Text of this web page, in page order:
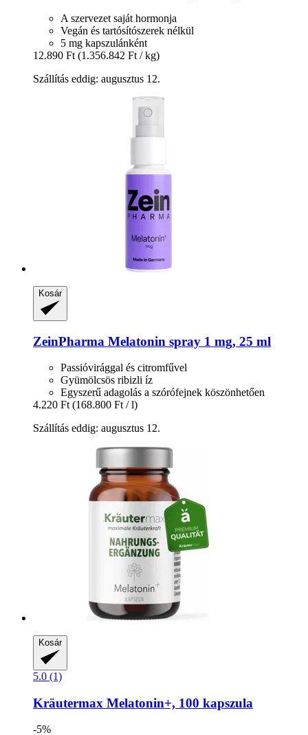
A szervezet saját hormonja
Vegán és tartósítószerek nélkül
5 mg kapszulánként
12.890 Ft (1.356.842 Ft / kg)
Szállítás eddig: augusztus 12.
Kosár
ZeinPharma Melatonin spray 1 mg, 25 ml
Passióvirággal és citromfűvel
Gyümölcsös ribizli íz
Egyszerű adagolás a szórófejnek köszönhetően
4.220 Ft (168.800 Ft / l)
Szállítás eddig: augusztus 12.
Kosár
5.0 (1)
Kräutermax Melatonin+, 100 kapszula
-5%